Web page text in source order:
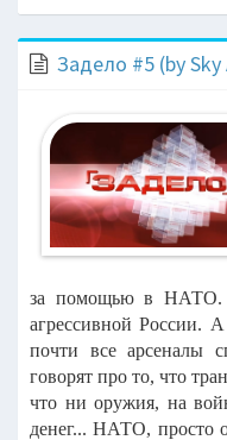
Задело #5 (by Sky
за помощью в НАТО.
агрессивной России.
почти все арсеналы
говорят про то, что
что ни оружия, на
денег... НАТО, просто